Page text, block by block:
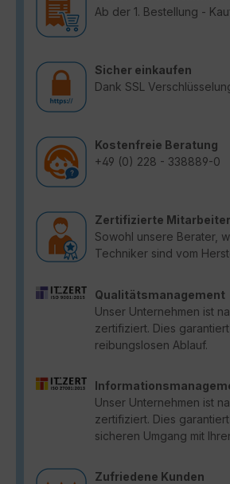
Ab der 1. Bestellung -
Sicher einkaufen
Dank SSL
Kostenfreie Beratung
+49 (0) 228 - 338889-0
Zertifizierte Mitarbeiter
Sowohl unsere Berater,
Techniker sind vom
Qualitätsmanagement
Unser Unternehmen ist
zertifiziert. Dies
reibungslosen Ablauf.
Unser Unternehmen ist
zertifiziert. Dies
sicheren Umgang mit
Zufriedene Kunden